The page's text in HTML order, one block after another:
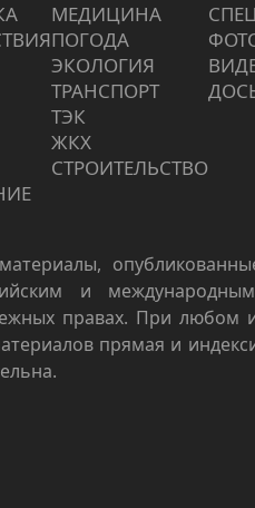
МЕДИЦИНА
ПОГОДА
ЭКОЛОГИЯ
ТРАНСПОРТ
ТЭК
ЖКХ
СТРОИТЕЛЬСТВО
и
правах. При любом
прямая и